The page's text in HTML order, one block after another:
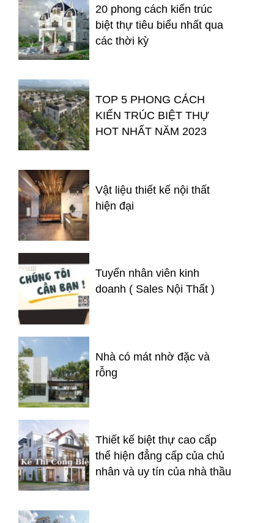
20 phong cách kiến trúc
biệt thự tiêu biểu nhất qua
các thời kỳ
TOP 5 PHONG CÁCH
KIẾN TRÚC BIỆT THỰ
HOT NHẤT NĂM 2023
Vật liệu thiết kế nội thất
hiện đại
Tuyển nhân viên kinh
doanh ( Sales Nội Thất )
Nhà có mát nhờ đặc và
rỗng
Thiết kế biệt thự cao cấp
thể hiện đẳng cấp của chủ
nhân và uy tín của nhà thầu